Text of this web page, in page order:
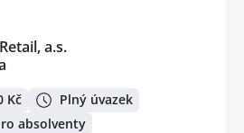
a.s.
Kč
Plný úvazek
absolventy